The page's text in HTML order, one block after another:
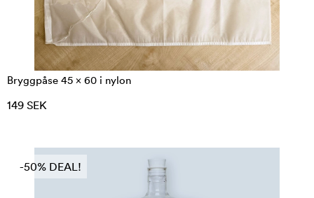
Bryggpåse 45 x 60 i nylon
149 SEK
-50% DEAL!